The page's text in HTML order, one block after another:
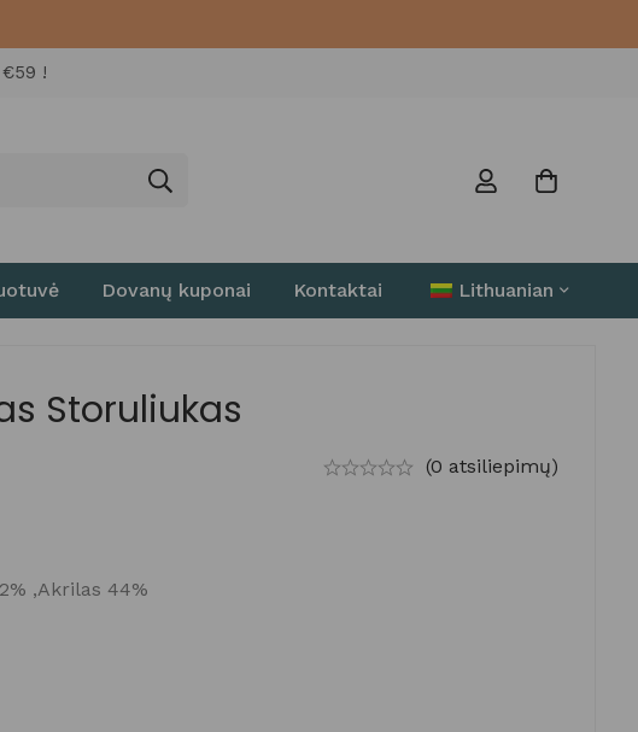
!
Dovanų kuponai Kontaktai Lithuanian
Storuliukas
(0 atsiliepimų)
,Akrilas 44%